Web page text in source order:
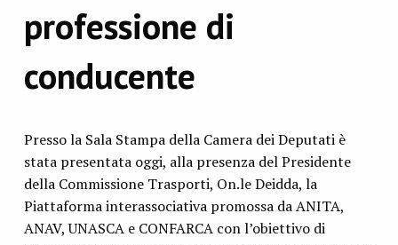
professione di
conducente
Presso la Sala Stampa della Camera dei Deputati è
stata presentata oggi, alla presenza del Presidente
della Commissione Trasporti, On.le Deidda, la
Piattaforma interassociativa promossa da ANITA,
ANAV, UNASCA e CONFARCA con l’obiettivo di